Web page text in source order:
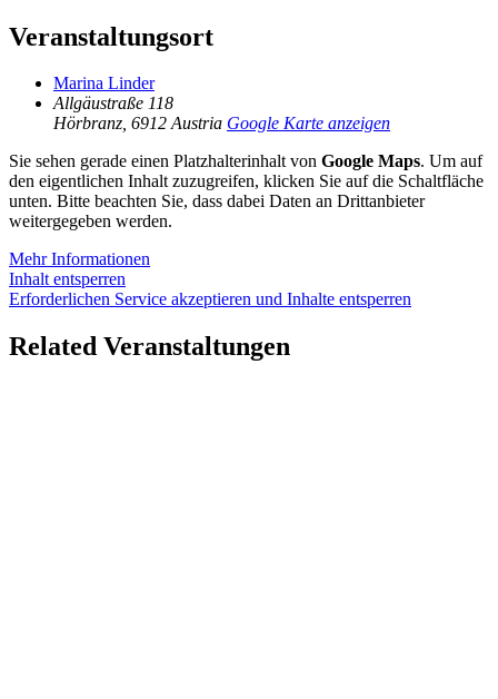
Veranstaltungsort
Marina Linder
Allgäustraße 118
Hörbranz, 6912 Austria Google Karte anzeigen
Sie sehen gerade einen Platzhalterinhalt von Google Maps. Um auf
den eigentlichen Inhalt zuzugreifen, klicken Sie auf die Schaltfläche
unten. Bitte beachten Sie, dass dabei Daten an Drittanbieter
weitergegeben werden.
Mehr Informationen
Inhalt entsperren
Erforderlichen Service akzeptieren und Inhalte entsperren
Related Veranstaltungen